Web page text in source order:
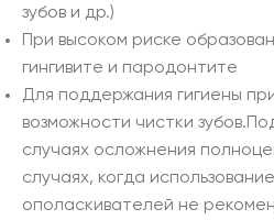
зубов и др.)
При высоком риске
гингивите и пародонтите
Для поддержания гигиены
возможности чистки
случаях осложнения
случаях, когда
ополаскивателей не